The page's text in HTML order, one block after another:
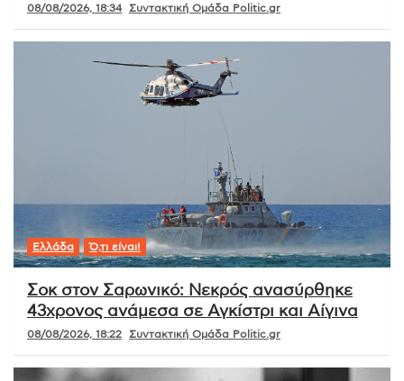
08/08/2026, 18:34 Συντακτική Ομάδα Politic.gr
Ελλάδα Ό,τι είναι!
Σοκ στον Σαρωνικό: Νεκρός ανασύρθηκε
43χρονος ανάμεσα σε Αγκίστρι και Αίγινα
08/08/2026, 18:22 Συντακτική Ομάδα Politic.gr